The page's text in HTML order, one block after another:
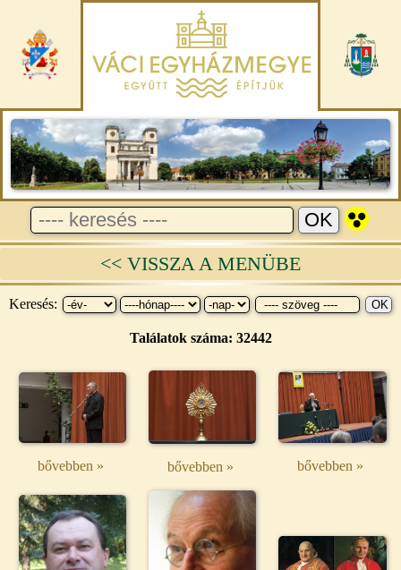
<< VISSZA A MENÜBE
Keresés:
Találatok száma: 32442
bővebben » bővebben » bővebben »